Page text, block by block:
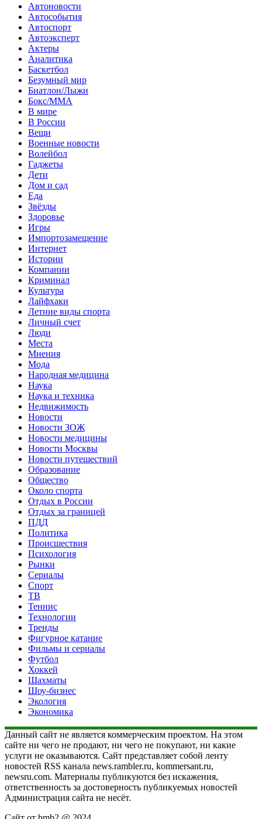
Автоновости
Автособытия
Автоспорт
Автоэксперт
Актеры
Аналитика
Баскетбол
Безумный мир
Биатлон/Лыжи
Бокс/MMA
В мире
В России
Вещи
Военные новости
Волейбол
Гаджеты
Дети
Дом и сад
Еда
Звёзды
Здоровье
Игры
Импортозамещение
Интернет
Истории
Компании
Криминал
Культура
Лайфхаки
Летние виды спорта
Личный счет
Люди
Места
Мнения
Мода
Народная медицина
Наука
Наука и техника
Недвижимость
Новости
Новости ЗОЖ
Новости медицины
Новости Москвы
Новости путешествий
Образование
Общество
Около спорта
Отдых в России
Отдых за границей
ПДД
Политика
Происшествия
Психология
Рынки
Сериалы
Спорт
ТВ
Теннис
Технологии
Тренды
Фигурное катание
Фильмы и сериалы
Футбол
Хоккей
Шахматы
Шоу-бизнес
Экология
Экономика
Данный сайт не является коммерческим проектом. На этом
сайте ни чего не продают, ни чего не покупают, ни какие
услуги не оказываются. Сайт представляет собой ленту
новостей RSS канала news.rambler.ru, kommersant.ru,
newsru.com. Материалы публикуются без искажения,
ответственность за достоверность публикуемых новостей
Администрация сайта не несёт.